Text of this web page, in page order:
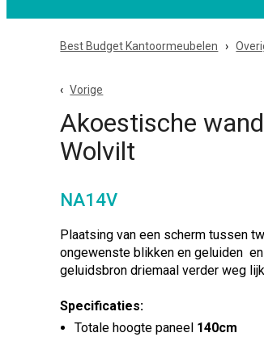
Best Budget Kantoormeubelen ›
Vorige
Akoestische
Wolvilt
NA14V
Plaatsing van een scherm tussen
ongewenste blikken en geluiden
geluidsbron driemaal verder weg
Specificaties:
Totale hoogte paneel 140cm